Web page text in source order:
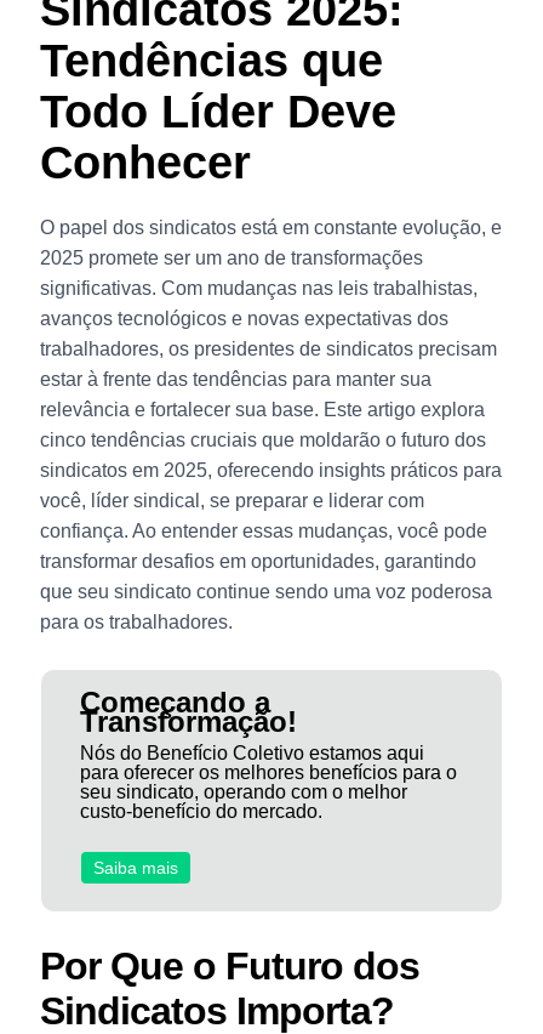
Sindicatos 2025:
Tendências que
Todo Líder Deve
Conhecer
O papel dos sindicatos está em constante evolução, e
2025 promete ser um ano de transformações
significativas. Com mudanças nas leis trabalhistas,
avanços tecnológicos e novas expectativas dos
trabalhadores, os presidentes de sindicatos precisam
estar à frente das tendências para manter sua
relevância e fortalecer sua base. Este artigo explora
cinco tendências cruciais que moldarão o futuro dos
sindicatos em 2025, oferecendo insightspráticos para
você, líder sindical, se preparar e liderar com
confiança. Ao entender essas mudanças, você pode
transformar desafios em oportunidades, garantindo
que seu sindicato continue sendo uma voz poderosa
para os trabalhadores.
Começando a
Transformação!
Nós do Benefício Coletivo estamos aqui
para oferecer os melhores benefícios para o
seu sindicato, operando com o melhor
custo-benefício do mercado.
Saiba mais
Por Que o Futuro dos
Sindicatos Importa?